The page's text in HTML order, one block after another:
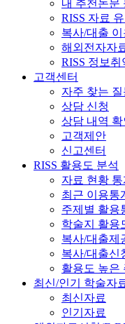
내 추천논문
RISS 자료
복사/대출 이
해외전자자
RISS 정보
고객센터
자주 찾는 질
상담 신청
상담 내역 확
고객제안
신고센터
RISS 활용도 분석
자료 현황 통
최근 이용통
주제별 활용
학술지 활용
복사/대출제
복사/대출신
활용도 높은
최신/인기 학술자
최신자료
인기자료